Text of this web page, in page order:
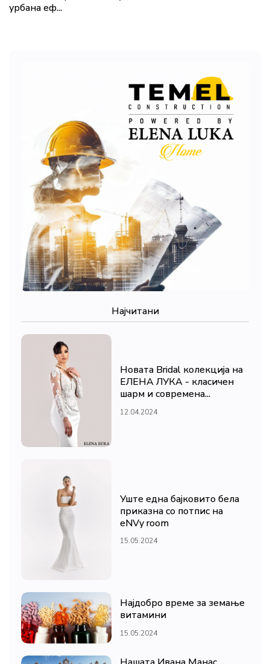
урбана еф...
Најчитани
Новата Bridal колекција на
ЕЛЕНА ЛУКА - класичен
шарм и современа...
12.04.2024
Уште една бајковито бела
приказна со потпис на
eNVy room
15.05.2024
Најдобро време за земање
витамини
15.05.2024